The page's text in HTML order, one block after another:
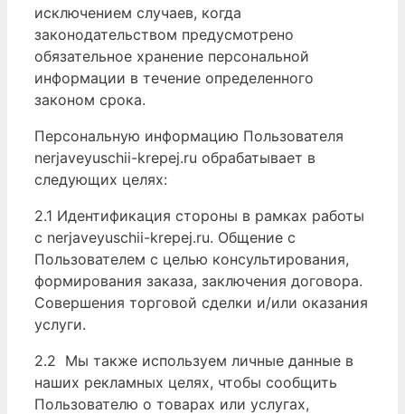
исключением случаев, когда
законодательством предусмотрено
обязательное хранение персональной
информации в течение определенного
законом срока.
Персональную информацию Пользователя
nerjaveyuschii-krepej.ru обрабатывает в
следующих целях:
2.1 Идентификация стороны в рамках работы
с nerjaveyuschii-krepej.ru. Общение с
Пользователем с целью консультирования,
формирования заказа, заключения договора.
Совершения торговой сделки и/или оказания
услуги.
2.2 Мы также используем личные данные в
наших рекламных целях, чтобы сообщить
Пользователю о товарах или услугах,